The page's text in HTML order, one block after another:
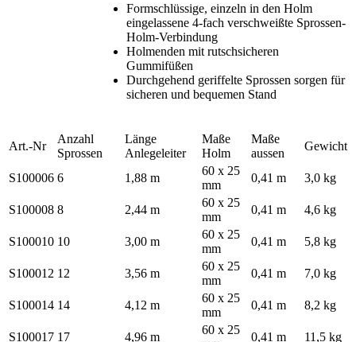
Formschlüssige, einzeln in den Holm
eingelassene 4-fach verschweißte Sprossen-
Holm-Verbindung
Holmenden mit rutschsicheren
Gummifüßen
Durchgehend geriffelte Sprossen sorgen für
sicheren und bequemen Stand
Art.-Nr
Anzahl
Sprossen
Länge
Anlegeleiter
Maße
Holm
Maße
aussen
Gewicht
S100006 6 1,88 m
60 x 25
mm
0,41 m 3,0 kg
S100008 8 2,44 m
60 x 25
mm
0,41 m 4,6 kg
S100010 10 3,00 m
60 x 25
mm
0,41 m 5,8 kg
S100012 12 3,56 m
60 x 25
mm
0,41 m 7,0 kg
S100014 14 4,12 m
60 x 25
mm
0,41 m 8,2 kg
S100017 17 4,96 m
60 x 25
0,41 m 11,5 kg